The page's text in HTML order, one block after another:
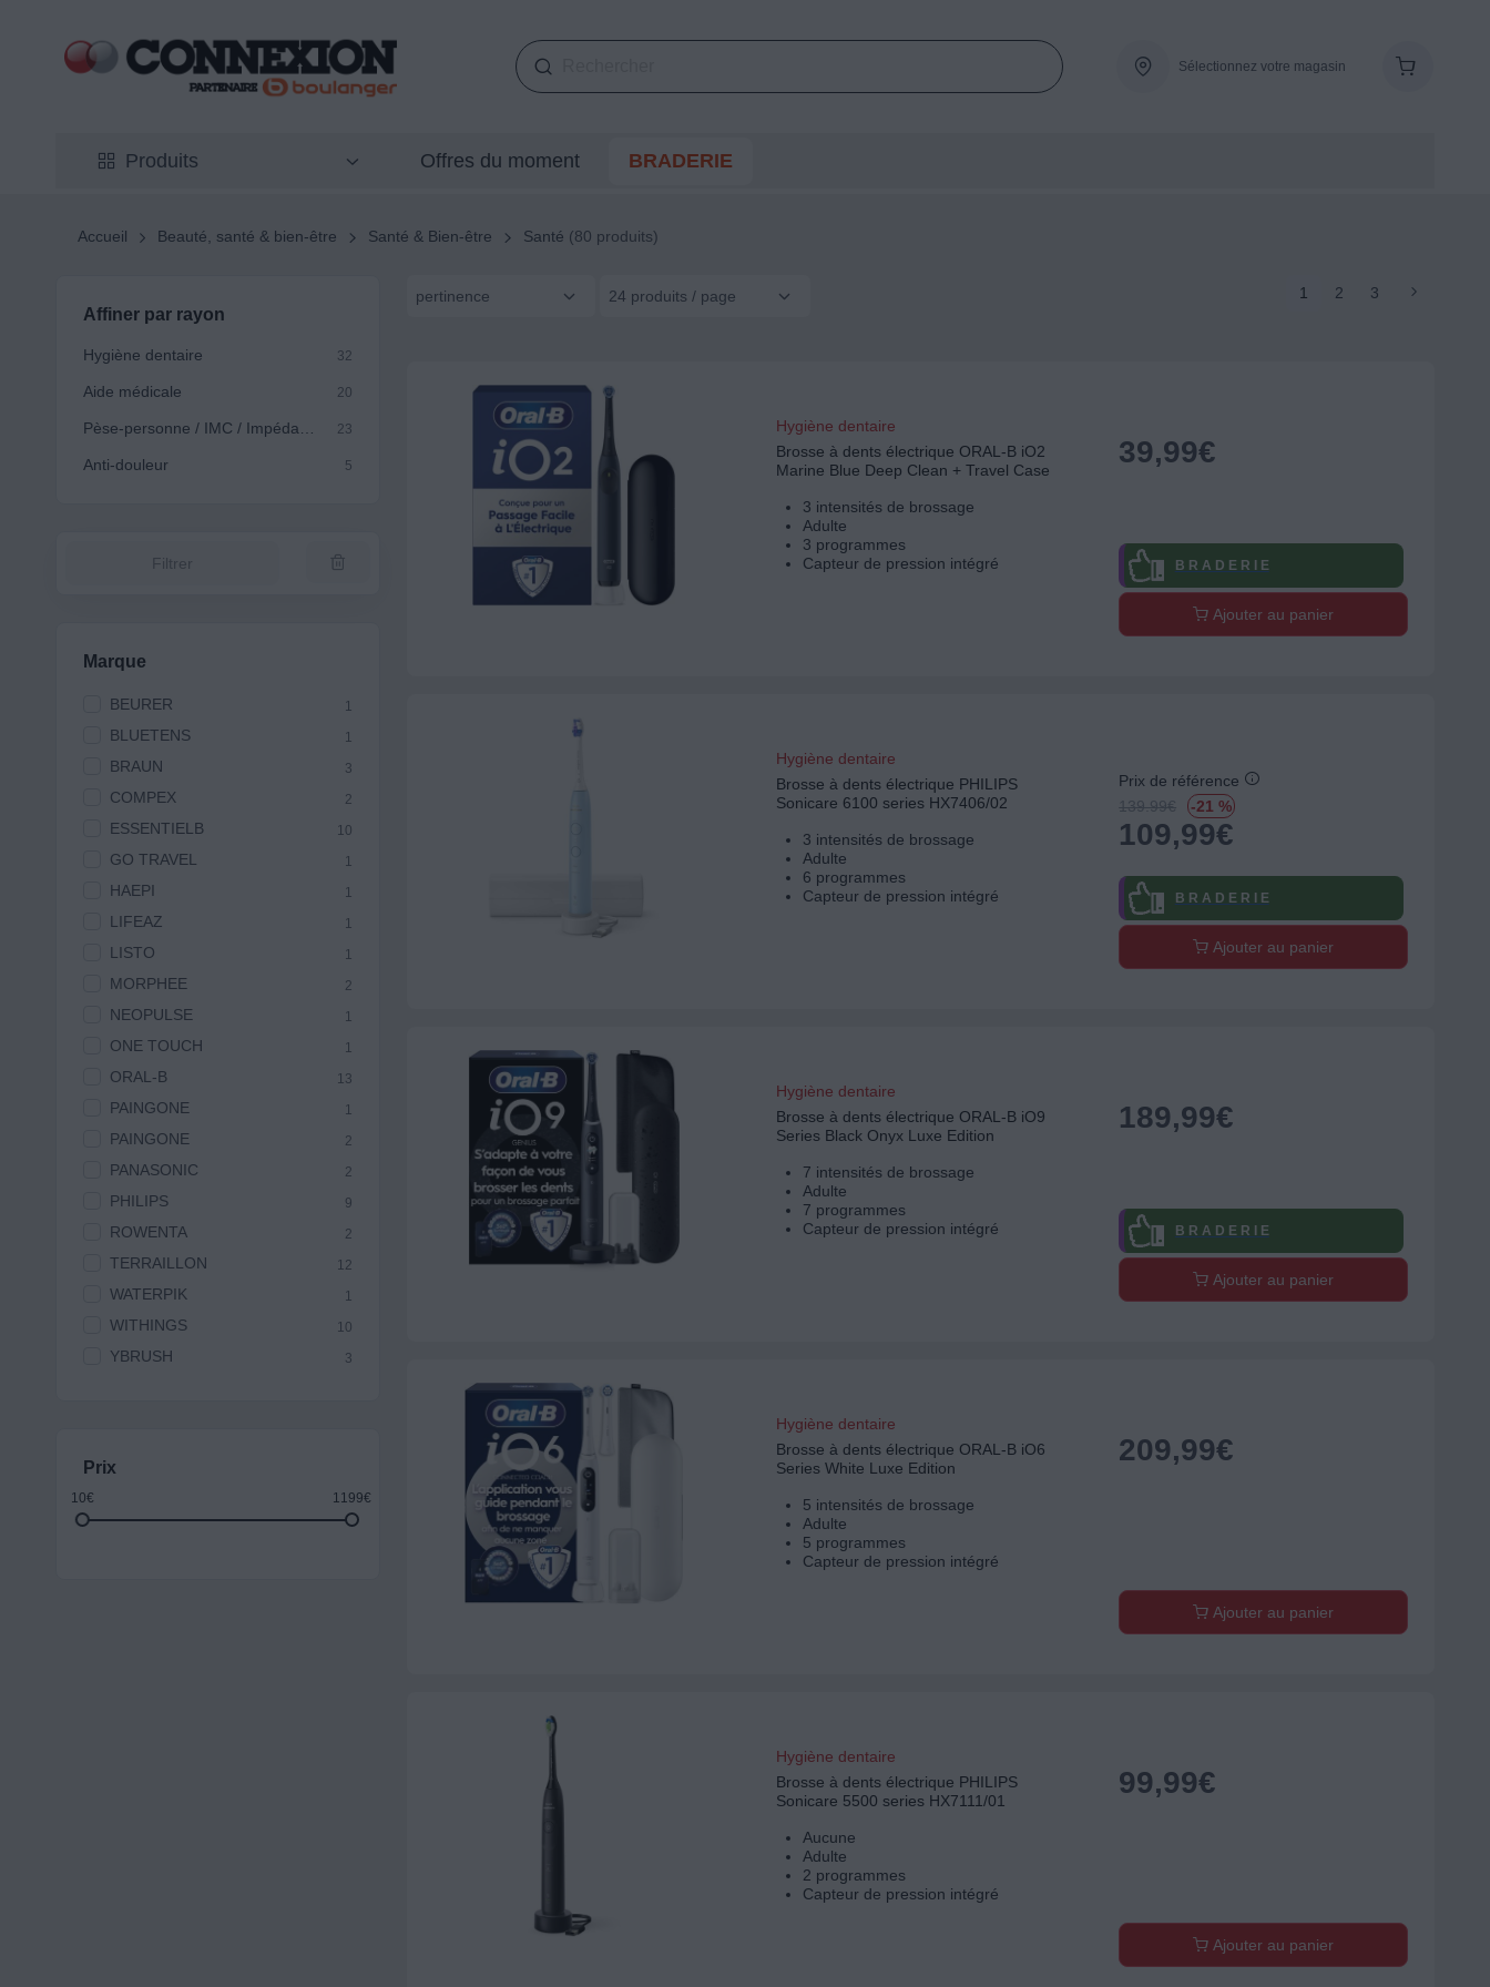
Sélectionnez votre magasin
Produits Offres du moment BRADERIE
Accueil Beauté, santé & bien-être Santé & Bien-être Santé (80 produits)
Affiner par rayon
Hygiène dentaire 32
Aide médicale 20
Pèse-personne / IMC / Impédancemètre 23
Anti-douleur 5
Filtrer
Marque
BEURER 1
BLUETENS 1
BRAUN 3
COMPEX 2
ESSENTIELB 10
GO TRAVEL 1
HAEPI 1
LIFEAZ 1
LISTO 1
MORPHEE 2
NEOPULSE 1
ONE TOUCH 1
ORAL-B 13
PAINGONE 1
PAINGONE 2
PANASONIC 2
PHILIPS 9
ROWENTA 2
TERRAILLON 12
WATERPIK 1
WITHINGS 10
YBRUSH 3
Prix
10€ 1199€
pertinence 24 produits / page 1 2 3
Hygiène dentaire
Brosse à dents électrique ORAL-B iO2
Marine Blue Deep Clean + Travel Case
3 intensités de brossage
Adulte
3 programmes
Capteur de pression intégré
39,99€
B R A D E R I E
Ajouter au panier
Hygiène dentaire
Brosse à dents électrique PHILIPS
Sonicare 6100 series HX7406/02
3 intensités de brossage
Adulte
6 programmes
Capteur de pression intégré
Prix de référence
139.99€ -21 %
109,99€
B R A D E R I E
Ajouter au panier
Hygiène dentaire
Brosse à dents électrique ORAL-B iO9
Series Black Onyx Luxe Edition
7 intensités de brossage
Adulte
7 programmes
Capteur de pression intégré
189,99€
B R A D E R I E
Ajouter au panier
Hygiène dentaire
Brosse à dents électrique ORAL-B iO6
Series White Luxe Edition
5 intensités de brossage
Adulte
5 programmes
Capteur de pression intégré
209,99€
Ajouter au panier
Hygiène dentaire
Brosse à dents électrique PHILIPS
Sonicare 5500 series HX7111/01
Aucune
Adulte
2 programmes
Capteur de pression intégré
99,99€
Ajouter au panier